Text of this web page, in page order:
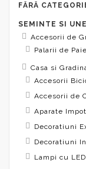
FĂRĂ
SEMINTE SI
Accesorii de
Palarii de Paie
Casa si
Accesorii
Accesorii de
Aparate
Decoratiuni
Decoratiuni
Lampi cu LED